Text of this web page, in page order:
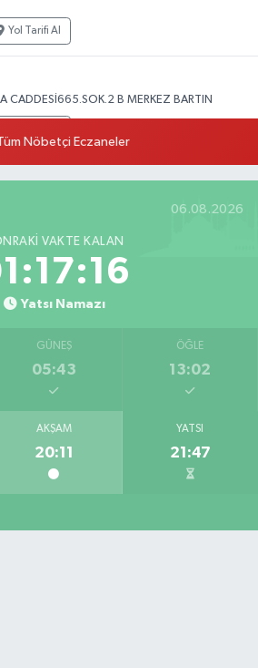
Yol Tarifi Al
CADDESİ665.SOK.2 B MERKEZ BARTIN
Zeliha Ana Sokak No:20 8 Merkez Bartın
Nöbetçi Eczaneler
06.08.2026
VAKTE KALAN
Yatsı Namazı
GÜNEŞ
05:43
ÖĞLE
13:02
AKŞAM
20:11
YATSI
21:47